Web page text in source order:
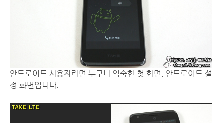
안드로이드 사용자라면 누구나 익숙한 첫 화면. 안드로이드 설
정 화면입니다.